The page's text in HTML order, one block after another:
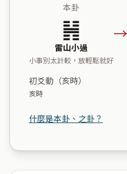
本卦
䷽
雷山小過
小事別太計較，放輕鬆就好
→
初爻動（亥時）
亥時
什麼是本卦、之卦？